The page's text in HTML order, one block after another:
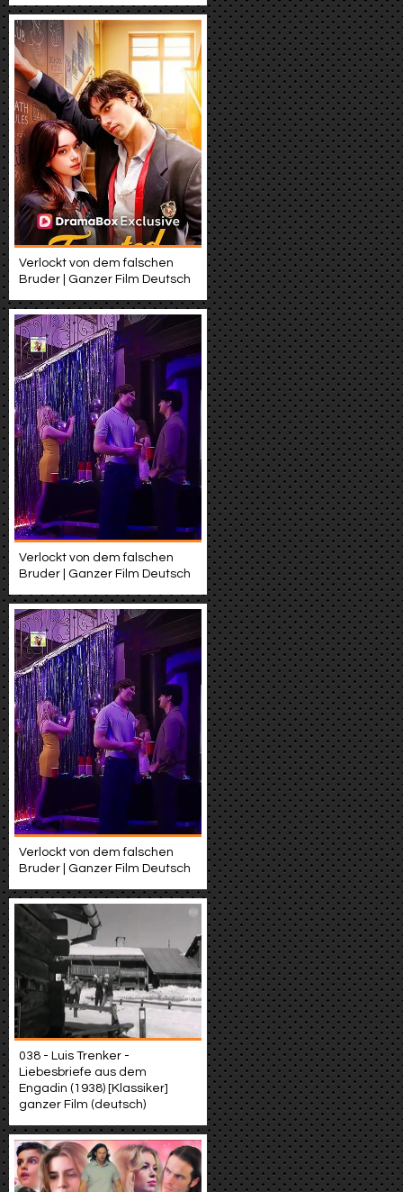
Verlockt von dem falschen
Bruder | Ganzer Film Deutsch
Verlockt von dem falschen
Bruder | Ganzer Film Deutsch
Verlockt von dem falschen
Bruder | Ganzer Film Deutsch
038 - Luis Trenker -
Liebesbriefe aus dem
Engadin (1938) [Klassiker]
ganzer Film (deutsch)